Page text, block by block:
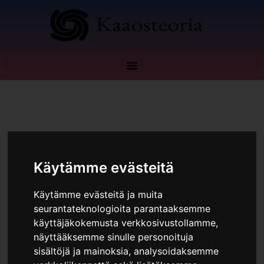
Käytämme evästeitä
Käytämme evästeitä ja muita
seurantateknologioita parantaaksemme
käyttäjäkokemusta verkkosivustollamme,
näyttääksemme sinulle personoituja
sisältöjä ja mainoksia, analysoidaksemme
Miten
paljon
ansaita